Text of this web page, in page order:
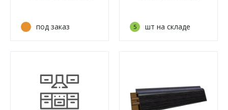
под заказ 5 шт на складе